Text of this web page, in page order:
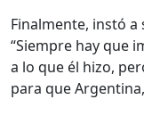
Finalmente, instó
“Siempre hay que
a lo que él hizo,
para que